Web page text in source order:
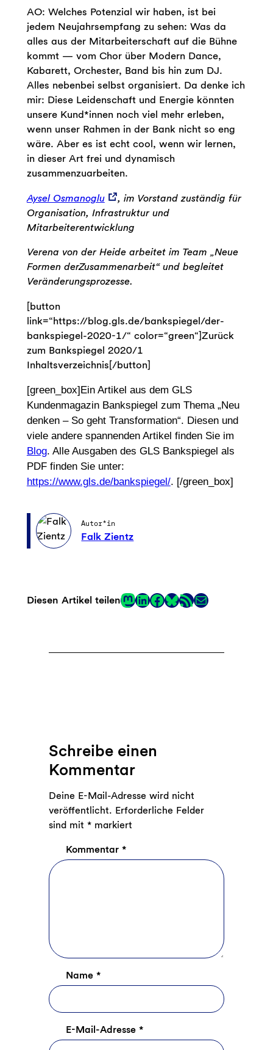
AO: Welches Potenzial wir haben, ist bei
jedem Neujahrsempfang zu sehen: Was da
alles aus der Mitarbeiterschaft auf die Bühne
kommt — vom Chor über Modern Dance,
Kabarett, Orchester, Band bis hin zum DJ.
Alles nebenbei selbst organisiert. Da denke ich
mir: Diese Leidenschaft und Energie könnten
unsere Kund*innen noch viel mehr erleben,
wenn unser Rahmen in der Bank nicht so eng
wäre. Aber es ist echt cool, wenn wir lernen,
in dieser Art frei und dynamisch
zusammenzuarbeiten.
Aysel Osmanoglu
, im Vorstand zuständig für
Organisation, Infrastruktur und
Mitarbeiterentwicklung
Verena von der Heide arbeitet im Team „Neue
Formen derZusammenarbeit“ und begleitet
Veränderungsprozesse.
[button
link=“https://blog.gls.de/bankspiegel/der-
bankspiegel-2020-1/“ color=“green“]Zurück
zum Bankspiegel 2020/1
Inhaltsverzeichnis[/button]
[green_box]Ein Artikel aus dem GLS
Kundenmagazin Bankspiegel zum Thema „Neu
denken – So geht Transformation“. Diesen und
viele andere spannenden Artikel finden Sie im
Blog. Alle Ausgaben des GLS Bankspiegel als
PDF finden Sie unter:
https://www.gls.de/bankspiegel/. [/green_box]
Autor*in
Falk Zientz
Diesen Artikel teilenMastodon
LinkedIn
Facebook
LinkRSS-Feed
E-Mail
Schreibe einen
Kommentar
Deine E-Mail-Adresse wird nicht
veröffentlicht. Erforderliche Felder
sind mit *markiert
Kommentar *
Name *
E-Mail-Adresse *